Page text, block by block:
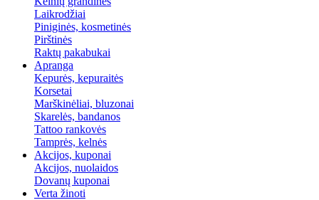
Laikrodžiai
Piniginės, kosmetinės
Pirštinės
Raktų pakabukai
Apranga
Kepurės, kepuraitės
Korsetai
Marškinėliai, bluzonai
Skarelės, bandanos
Tattoo rankovės
Tamprės, kelnės
Akcijos, kuponai
Akcijos, nuolaidos
Dovanų kuponai
Verta žinoti